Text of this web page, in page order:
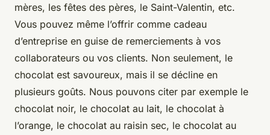
mères, les fêtes des pères, le Saint-Valentin, etc.
Vous pouvez même l’offrir comme cadeau
d’entreprise en guise de remerciements à vos
collaborateurs ou vos clients. Non seulement, le
chocolat est savoureux, mais il se décline en
plusieurs goûts. Nous pouvons citer par exemple le
chocolat noir, le chocolat au lait, le chocolat à
l’orange, le chocolat au raisin sec, le chocolat au